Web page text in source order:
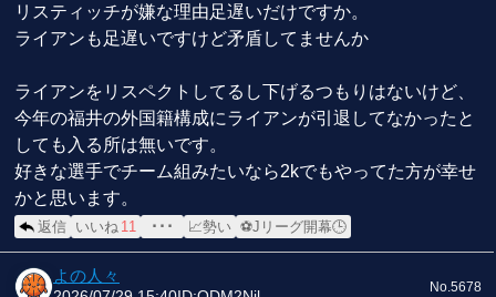
リスティッチが嫌な理由足遅いだけですか。
ライアンも足遅いですけど矛盾してませんか
ライアンをリスペクトしてるし下げるつもりはないけど、
今年の福井の外国籍構成にライアンが引退してなかったと
しても入る所は無いです。
好きな選手でチーム組みたいなら2kでもやってた方が幸せ
かと思います。
返信 いいね 11 ･･･ 📈勢い ⚽Jリーグ開幕🕒
よの人々
No.5678